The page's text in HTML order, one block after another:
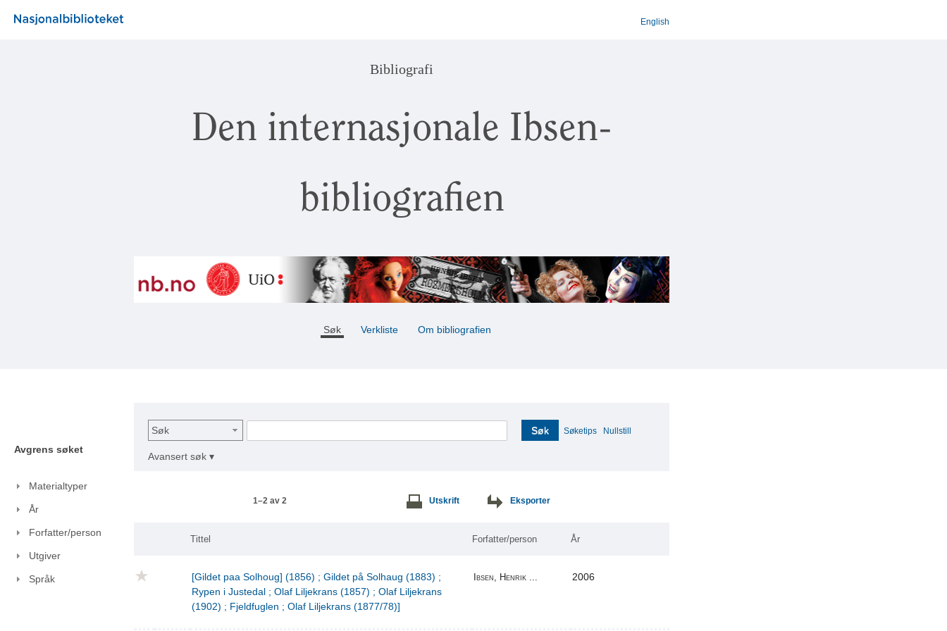
English
Bibliografi
Den internasjonale Ibsen-
bibliografien
Søk Verkliste Om bibliografien
Avgrens søket
Materialtyper
År
Forfatter/person
Utgiver
Språk
Søk Søk Søketips Nullstill
Avansert søk ▾
1–2 av 2 Utskrift Eksporter
Tittel Forfatter/person År
[Gildet paa Solhoug] (1856) ; Gildet på Solhaug (1883) ;
Rypen i Justedal ; Olaf Liljekrans (1857) ; Olaf Liljekrans
(1902) ; Fjeldfuglen ; Olaf Liljekrans (1877/78)]
Ibsen, Henrik ... 2006